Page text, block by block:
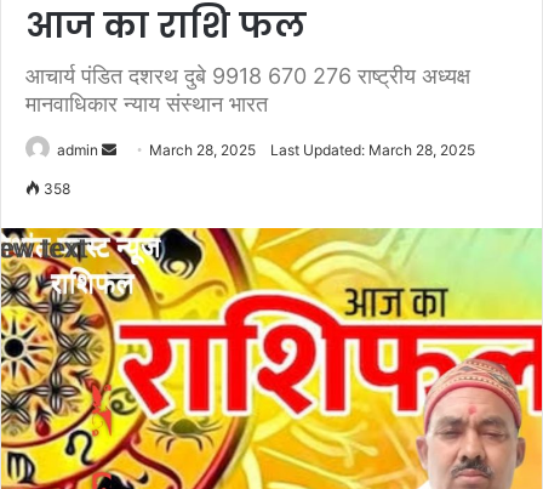
आज का राशि फल
आचार्य पंडित दशरथ दुबे 9918 670 276 राष्ट्रीय अध्यक्ष
मानवाधिकार न्याय संस्थान भारत
admin
d
a
n
e
m
a
i
l
March 28, 2025 Last Updated: March 28, 2025
358